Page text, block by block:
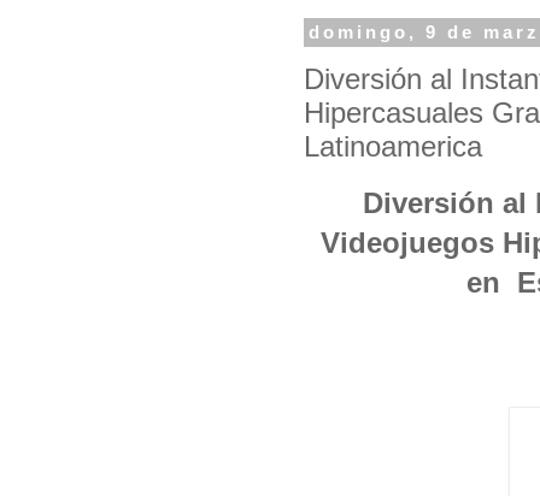
domingo, 9 de
Diversión al
Hipercasuales
Latinoamerica
Diversión al
Videojuegos
en